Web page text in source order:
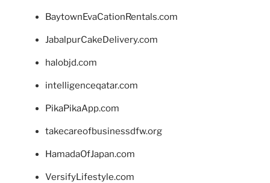
BaytownEvaCationRentals.com
JabalpurCakeDelivery.com
halobjd.com
intelligenceqatar.com
PikaPikaApp.com
takecareofbusinessdfw.org
HamadaOfJapan.com
VersifyLifestyle.com